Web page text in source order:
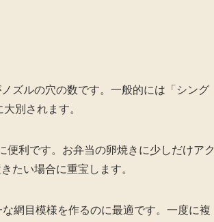
ズルの穴の数です。一般的には「シング
別されます。
利です。お弁当の卵焼きに少しだけアク
たい場合に重宝します。
網目模様を作るのに最適です。一度に複